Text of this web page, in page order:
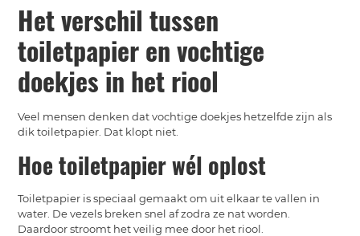
Het verschil tussen
toiletpapier en vochtige
doekjes in het riool
Veel mensen denken dat vochtige doekjes hetzelfde zijn als
dik toiletpapier. Dat klopt niet.
Hoe toiletpapier wél oplost
Toiletpapier is speciaal gemaakt om uit elkaar te vallen in
water. De vezels breken snel af zodra ze nat worden.
Daardoor stroomt het veilig mee door het riool.